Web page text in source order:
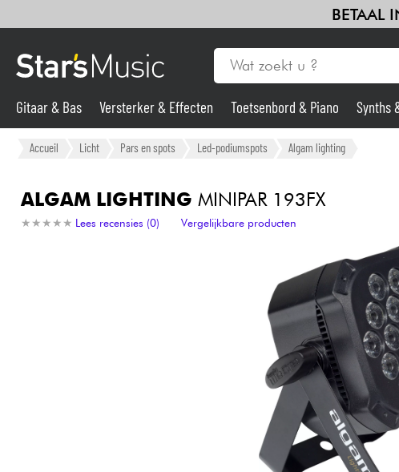
BETAAL
Gitaar & Bas
Synths & samplers
Gitaar & Bas Versterker & Effecten Toetsenbord & Piano Synths
Accueil Licht Pars en spots Led-podiumspots Algam lighting
ALGAM LIGHTING MINIPAR 193FX
★ ★ ★ ★ ★
★ ★ ★ ★ ★ Lees recensies (0) Vergelijkbare producten